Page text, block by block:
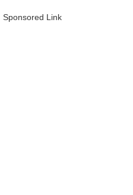
Sponsored Link